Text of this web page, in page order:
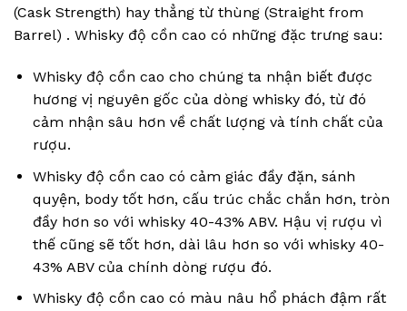
(Cask Strength) hay thẳng từ thùng (Straight from
Barrel) . Whisky độ cồn cao có những đặc trưng sau:
Whisky độ cồn cao cho chúng ta nhận biết được
hương vị nguyên gốc của dòng whisky đó, từ đó
cảm nhận sâu hơn về chất lượng và tính chất của
rượu.
Whisky độ cồn cao có cảm giác đầy đặn, sánh
quyện, body tốt hơn, cấu trúc chắc chắn hơn, tròn
đầy hơn so với whisky 40-43% ABV. Hậu vị rượu vì
thế cũng sẽ tốt hơn, dài lâu hơn so với whisky 40-
43% ABV của chính dòng rượu đó.
Whisky độ cồn cao có màu nâu hổ phách đậm rất